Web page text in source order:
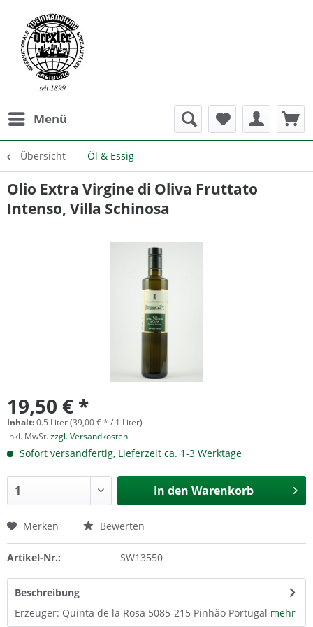
Menü
Übersicht Öl & Essig
Olio Extra Virgine di Oliva Fruttato
Intenso, Villa Schinosa
19,50 € *
Inhalt:0.5 Liter (39,00 € * / 1 Liter)
inkl. MwSt.zzgl. Versandkosten
Sofort versandfertig, Lieferzeit ca. 1-3 Werktage
In den Warenkorb
Merken Bewerten
Artikel-Nr.: SW13550
Beschreibung
Erzeuger: Quinta de la Rosa 5085-215 Pinhão Portugal mehr